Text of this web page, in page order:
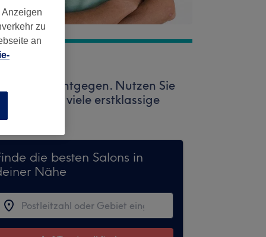
entgegen. Nutzen Sie
warten viele erstklassige
die besten Salons in
Nähe
zu
an